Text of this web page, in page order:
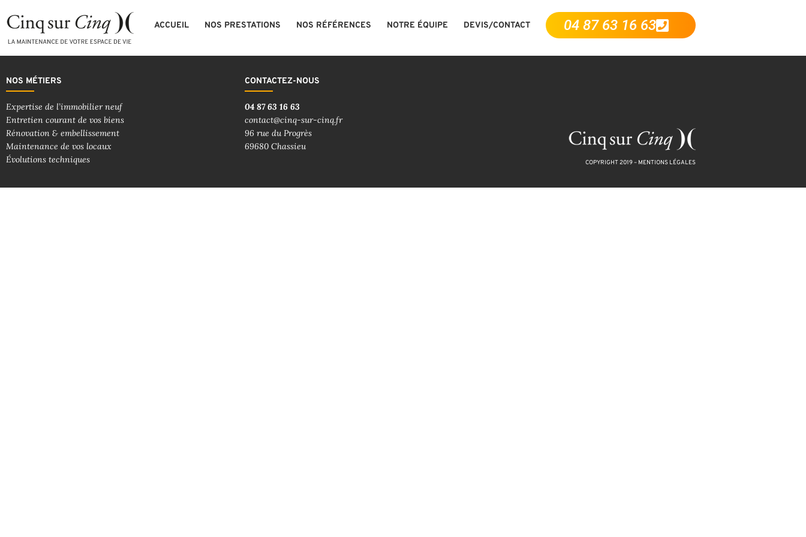
ACCUEIL NOS PRESTATIONS NOS RÉFÉRENCES NOTRE ÉQUIPE DEVIS/CONTACT 04 87 63 16 63
NOS MÉTIERS
Expertise de l’immobilier neuf
Entretien courant de vos biens
Rénovation & embellissement
Maintenance de vos locaux
Évolutions techniques
CONTACTEZ-NOUS
04 87 63 16 63
contact@cinq-sur-cinq.fr
96 rue du Progrès
69680 Chassieu
COPYRIGHT 2019 – MENTIONS LÉGALES